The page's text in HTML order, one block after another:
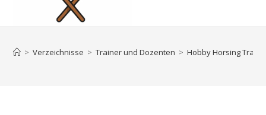
> Verzeichnisse > Trainer und Dozenten > Hobby Horsing